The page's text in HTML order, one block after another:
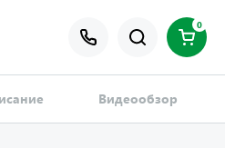
0
Видеообзор